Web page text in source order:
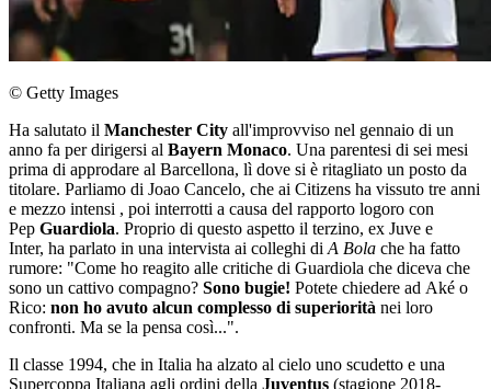
© Getty Images
Ha salutato il Manchester City all'improvviso nel gennaio di un
anno fa per dirigersi al Bayern Monaco. Una parentesi di sei mesi
prima di approdare al Barcellona, lì dove si è ritagliato un posto da
titolare. Parliamo di Joao Cancelo, che ai Citizens ha vissuto tre anni
e mezzo intensi , poi interrotti a causa del rapporto logoro con
Pep Guardiola. Proprio di questo aspetto il terzino, ex Juve e
Inter, ha parlato in una intervista ai colleghi di A Bola che ha fatto
rumore: "Come ho reagito alle critiche di Guardiola che diceva che
sono un cattivo compagno? Sono bugie! Potete chiedere ad Aké o
Rico: non ho avuto alcun complesso di superiorità nei loro
confronti. Ma se la pensa così...".
Il classe 1994, che in Italia ha alzato al cielo uno scudetto e una
Supercoppa Italiana agli ordini della Juventus (stagione 2018-